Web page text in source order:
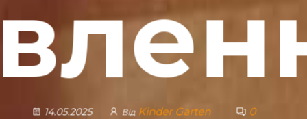
14.05.2025 Від Kinder Garten 0